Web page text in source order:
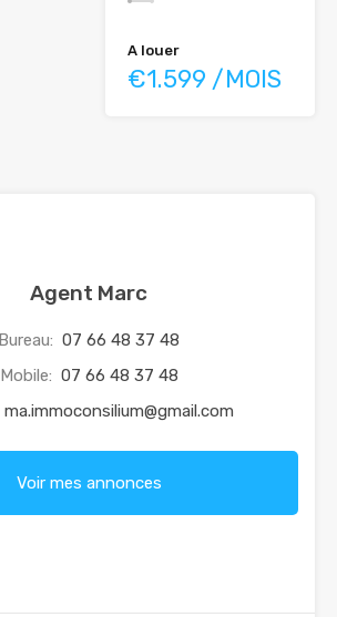
A louer
€1.599 /MOIS
Agent Marc
Bureau: 07 66 48 37 48
Mobile: 07 66 48 37 48
ma.immoconsilium@gmail.com
Voir mes annonces